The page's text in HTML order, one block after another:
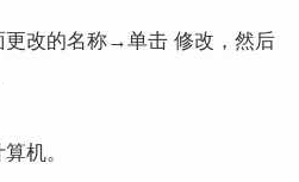
更改的名称→单击 修改，然后
机。